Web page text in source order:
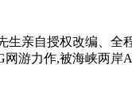
生亲自授权改编、
游力作,被海峡两岸